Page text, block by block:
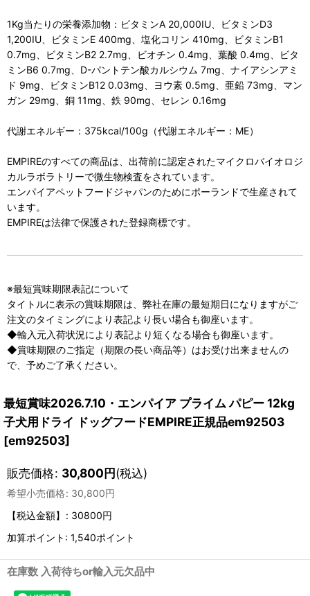
1Kg当たりの栄養添加物：ビタミンA 20,000IU、ビタミンD3
1,200IU、ビタミンE 400mg、塩化コリン 410mg、ビタミンB1
0.7mg、ビタミンB2 2.7mg、ビオチン 0.4mg、葉酸 0.4mg、ビタ
ミンB6 0.7mg、D-パントテン酸カルシウム 7mg、ナイアシンアミ
ド 9mg、ビタミンB12 0.03mg、ヨウ素 0.5mg、亜鉛 73mg、マン
ガン 29mg、銅 11mg、鉄 90mg、セレン 0.16mg
代謝エネルギー：375kcal/100g（代謝エネルギー：ME）
EMPIREのすべての商品は、出荷前に認定されたマイクロバイオロジ
カルラボラトリーで微生物検査をされています。
エンパイアペットフードジャパンのためにポーランドで生産されて
います。
EMPIREは法律で保護された登録商標です。
※最短賞味期限表記について
タイトルに表示の賞味期限は、弊社在庫の最短期日になりますがご
注文のタイミングにより表記より長い場合も御座います。
◆輸入元入荷状況により表記より短くなる場合も御座います。
◆賞味期限のご指定（期限の長い商品等）はお受け出来ませんの
で、予めご了承ください。
最短賞味2026.7.10・エンパイア プライム パピー 12kg
子犬用ドライ ドッグフードEMPIRE正規品em92503
[em92503]
販売価格: 30,800円(税込)
希望小売価格: 30,800円
【税込金額】
: 30800円
加算ポイント: 1,540ポイント
在庫数 入荷待ちor輸入元欠品中